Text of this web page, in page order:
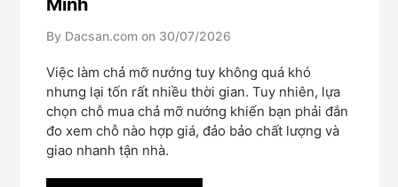
Minh
By Dacsan.com on 30/07/2026
Việc làm chả mỡ nướng tuy không quá khó
nhưng lại tốn rất nhiều thời gian. Tuy nhiên, lựa
chọn chỗ mua chả mỡ nướng khiến bạn phải đắn
đo xem chỗ nào hợp giá, đảo bảo chất lượng và
giao nhanh tận nhà.